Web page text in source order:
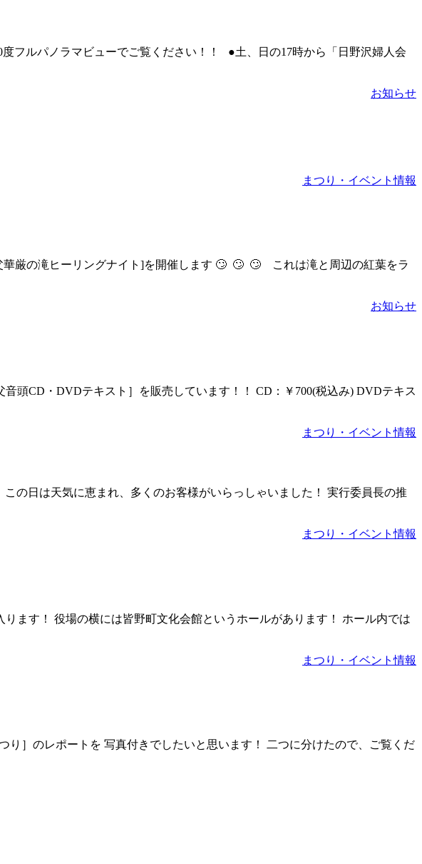
フルパノラマビューでご覧ください！！ ●土、日の17時から「日野沢婦人会
お知らせ
まつり・イベント情報
華厳の滝ヒーリングナイト]を開催します 🙄 🙄 🙄 これは滝と周辺の紅葉をラ
お知らせ
頭CD・DVDテキスト］を販売しています！！ CD：￥700(税込み) DVDテキス
まつり・イベント情報
の日は天気に恵まれ、多くのお客様がいらっしゃいました！ 実行委員長の推
まつり・イベント情報
ます！ 役場の横には皆野町文化会館というホールがあります！ ホール内では
まつり・イベント情報
］のレポートを 写真付きでしたいと思います！ 二つに分けたので、ご覧くだ